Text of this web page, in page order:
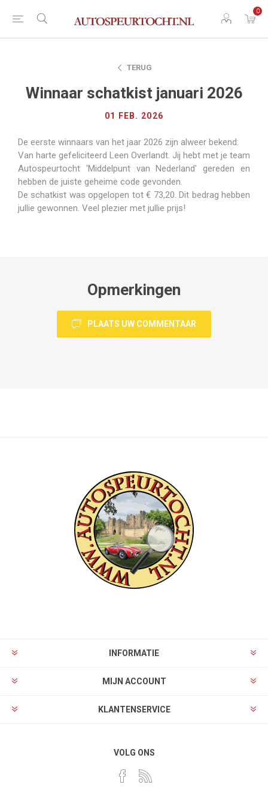
0
TERUG
Winnaar schatkist januari 2026
01 FEB. 2026
De eerste winnaars van het jaar 2026 zijn alweer bekend:
Van harte gefeliciteerd Leen Overlandt. Jij hebt met je team
Autospeurtocht 'Middelpunt van Nederland' gereden en
hebben de juiste geheime code gevonden.
De schatkist was opgelopen tot € 73,20. Dit bedrag hebben
jullie gewonnen. Veel plezier met jullie prijs!
Opmerkingen
PLAATS UW COMMENTAAR
INFORMATIE
MIJN ACCOUNT
KLANTENSERVICE
VOLG ONS